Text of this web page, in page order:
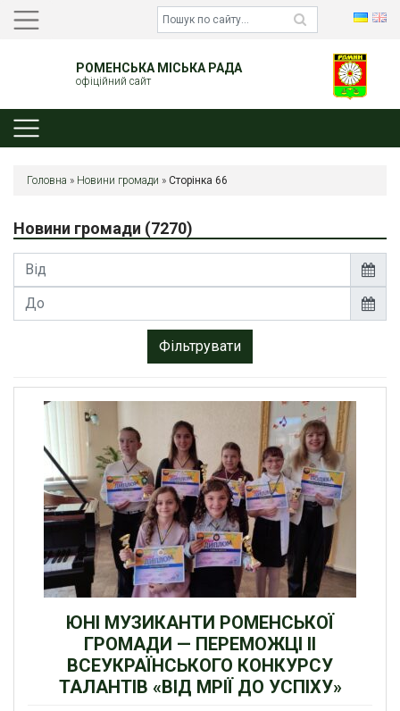
РОМЕНСЬКА МІСЬКА РАДА
офіційний сайт
Головна » Новини громади » Сторінка 66
Новини громади (7270)
ЮНІ МУЗИКАНТИ РОМЕНСЬКОЇ
ГРОМАДИ — ПЕРЕМОЖЦІ ІІ
ВСЕУКРАЇНСЬКОГО КОНКУРСУ
ТАЛАНТІВ «ВІД МРІЇ ДО УСПІХУ»